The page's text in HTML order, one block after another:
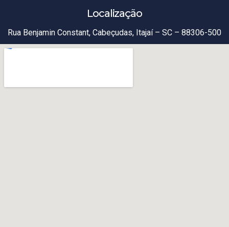
Localização
Rua Benjamin Constant, Cabeçudas, Itajaí – SC – 88306-500